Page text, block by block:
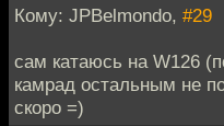
Кому: JPBelmondo, #29
сам катаюсь на W126
камрад остальным не
скоро =)